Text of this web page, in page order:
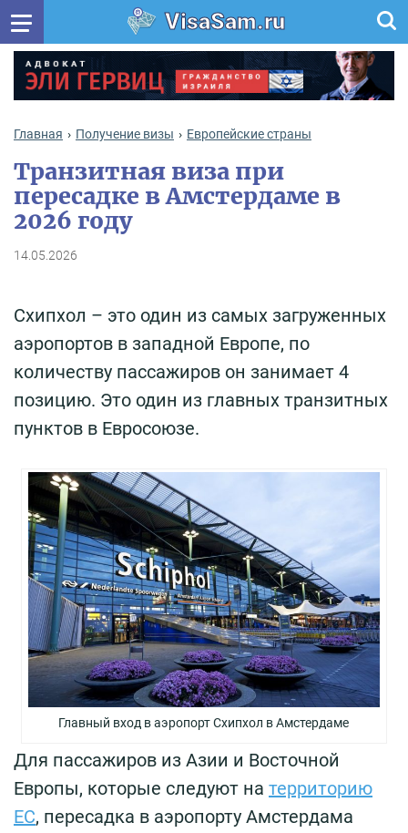
VisaSam.ru
Главная Получение визы Европейские страны
Транзитная виза при
пересадке в Амстердаме в
2026 году
14.05.2026
Схипхол – это один из самых загруженных
аэропортов в западной Европе, по
количеству пассажиров он занимает 4
позицию. Это один из главных транзитных
пунктов в Евросоюзе.
Главный вход в аэропорт Схипхол в Амстердаме
Для пассажиров из Азии и Восточной
Европы, которые следуют на территорию
ЕС, пересадка в аэропорту Амстердама